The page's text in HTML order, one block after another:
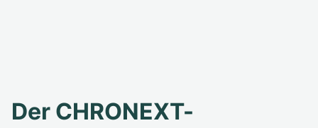
Der CHRONEXT-